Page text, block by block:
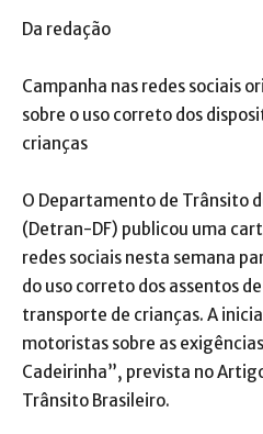
Da redação
Campanha nas redes sociais
sobre o uso correto dos
crianças
O Departamento de Trânsito
(Detran-DF) publicou uma
redes sociais nesta semana
do uso correto dos assentos
transporte de crianças. A
motoristas sobre as
Cadeirinha”, prevista no
Trânsito Brasileiro.